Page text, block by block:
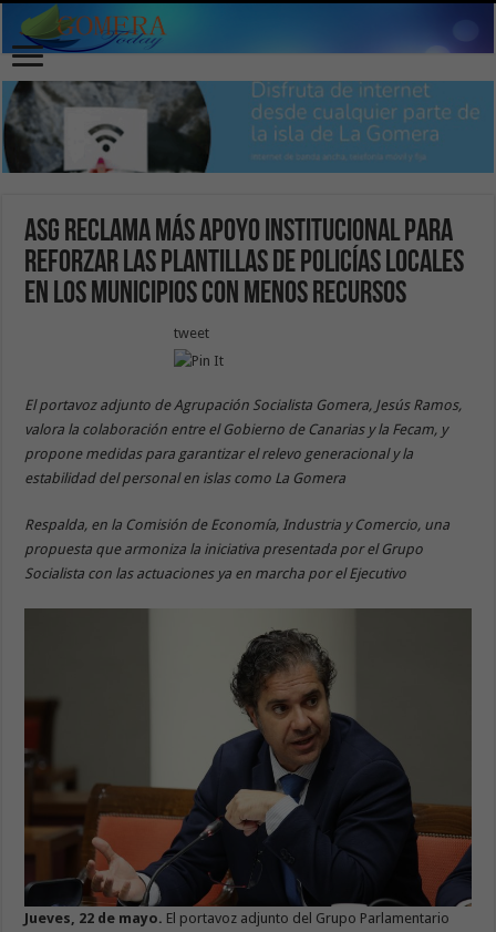
ASG reclama más apoyo institucional para
reforzar las plantillas de policías locales
en los municipios con menos recursos
tweet
El portavoz adjunto de Agrupación Socialista Gomera, Jesús Ramos,
valora la colaboración entre el Gobierno de Canarias y la Fecam, y
propone medidas para garantizar el relevo generacional y la
estabilidad del personal en islas como La Gomera
Respalda, en la Comisión de Economía, Industria y Comercio, una
propuesta que armoniza la iniciativa presentada por el Grupo
Socialista con las actuaciones ya en marcha por el Ejecutivo
Jueves, 22 de mayo. El portavoz adjunto del Grupo Parlamentario